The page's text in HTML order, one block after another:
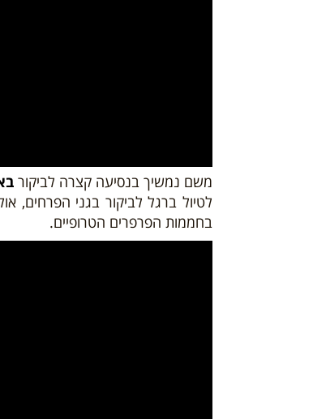
משם נמשיךבנסיעה קצרה לביקור
לטיול ברגל לביקור בגני הפרחים,
בחממות הפרפרים הטרופיים.